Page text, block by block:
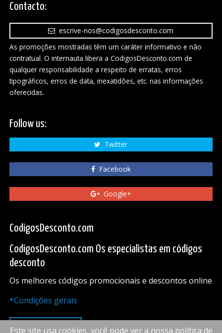
Contacto:
escrive-nos@codigosdesconto.com
As promoções mostradas têm um caráter informativo e não
contratual. O internauta libera a CodigosDesconto.com de
qualquer responsabilidade a respeito de erratas, erros
tipográficos, erros de data, inexatidões, etc. nas informações
oferecidas.
Follow us:
Twitter
Facebook
Google+
CodigosDesconto.com
CodigosDesconto.com Os especialistas em códigos
desconto
Os melhores códigos promocionais e descontos online
*Condições gerais
PARA CIMA
Este site usa cookies, você pode ver a nossa política de